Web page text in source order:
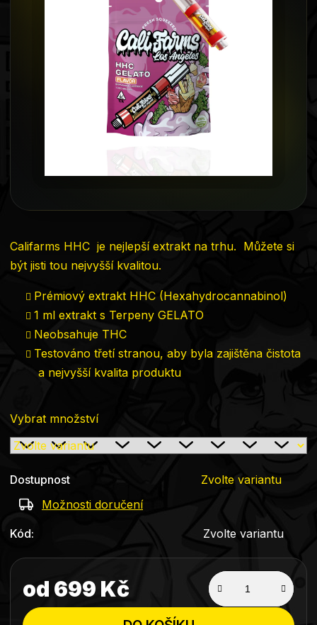
Califarms HHC je nejlepší extrakt na trhu. Můžete si
být jisti tou nejvyšší kvalitou.
Prémiový extrakt HHC (Hexahydrocannabinol)
1 ml extrakt s Terpeny GELATO
Neobsahuje THC
Testováno třetí stranou, aby byla zajištěna čistota
a nejvyšší kvalita produktu
Vybrat množství
Dostupnost
Zvolte variantu
Možnosti doručení
Kód: Zvolte variantu
od 699 Kč
Měrná cena: